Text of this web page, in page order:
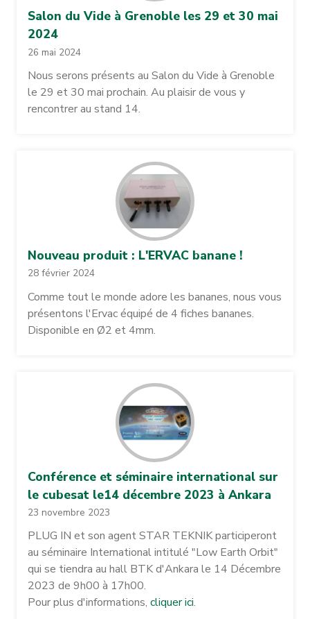
Salon du Vide à Grenoble les 29 et 30 mai
2024
26 mai 2024
Nous serons présents au Salon du Vide à Grenoble
le 29 et 30 mai prochain. Au plaisir de vous y
rencontrer au stand 14.
Nouveau produit : L'ERVAC banane !
28 février 2024
Comme tout le monde adore les bananes, nous vous
présentons l'Ervac équipé de 4 fiches bananes.
Disponible en Ø2 et 4mm.
Conférence et séminaire international sur
le cubesat le14 décembre 2023 à Ankara
23 novembre 2023
PLUG IN et son agent STAR TEKNIK participeront
au séminaire International intitulé "Low Earth Orbit"
qui se tiendra au hall BTK d'Ankara le 14 Décembre
2023 de 9h00 à 17h00.
Pour plus d'informations, cliquer ici.